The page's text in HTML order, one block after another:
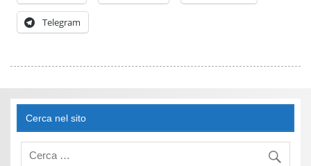
Telegram
Cerca nel sito